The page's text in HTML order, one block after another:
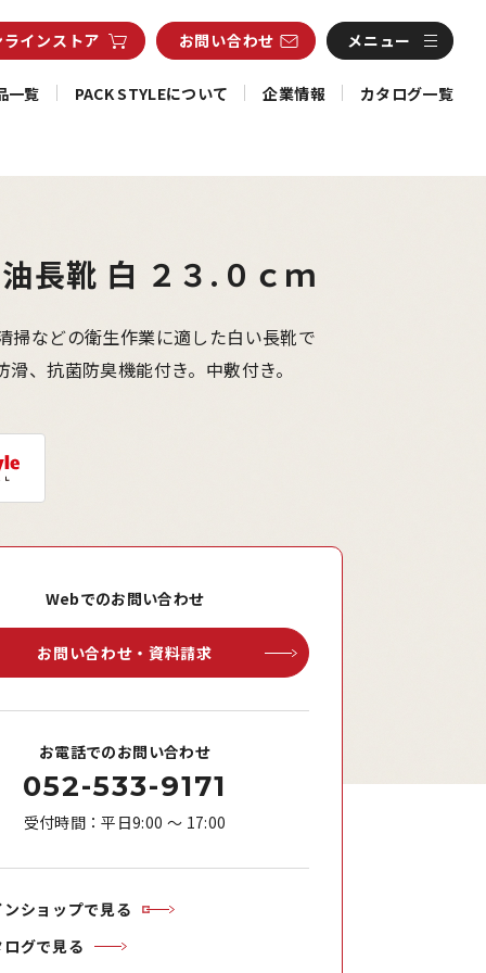
インストア お問い合わせ メニュー
一覧 PACK STYLEについて 企業情報 カタログ一覧
長靴 白 ２３.０ｃｍ
掃などの衛生作業に適した白い長靴で
滑、抗菌防臭機能付き。中敷付き。
Webでのお問い合わせ
お問い合わせ・資料請求
お電話でのお問い合わせ
052-533-9171
受付時間：平日9:00 ～ 17:00
ショップで見る
グで見る